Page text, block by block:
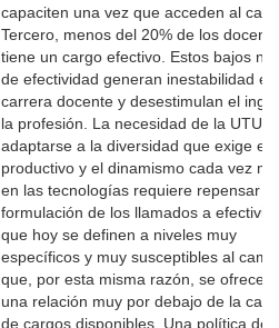
capaciten una vez que acceden al
Tercero, menos del 20% de los
tiene un cargo efectivo. Estos bajos
de efectividad generan inestabilidad
carrera docente y desestimulan el
la profesión. La necesidad de la UTU
adaptarse a la diversidad que exige el
productivo y el dinamismo cada vez
en las tecnologías requiere repensar la
formulación de los llamados a
que hoy se definen a niveles muy
específicos y muy susceptibles al
que, por esta misma razón, se ofrecen
una relación muy por debajo de la
de cargos disponibles. Una política de